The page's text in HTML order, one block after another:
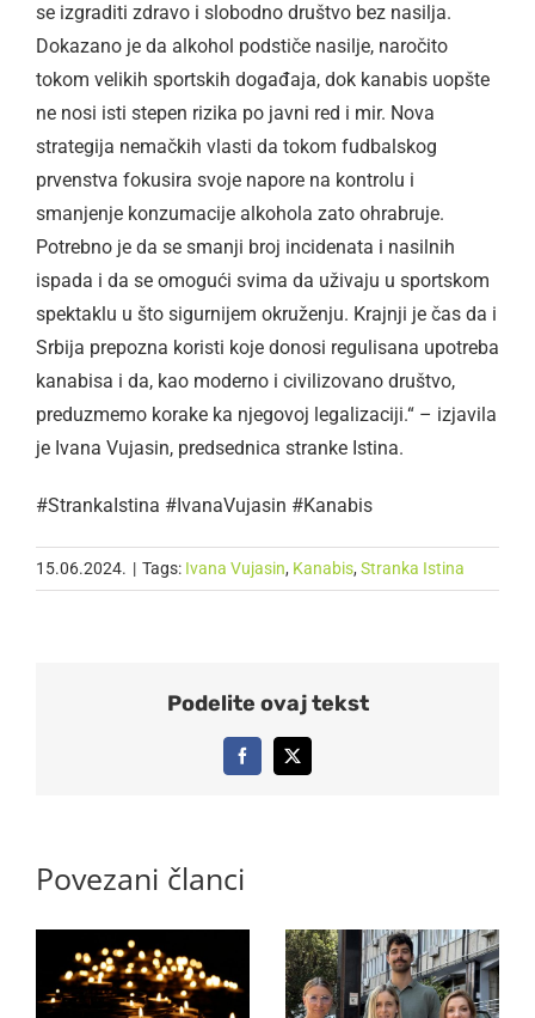
se izgraditi zdravo i slobodno društvo bez nasilja.
Dokazano je da alkohol podstiče nasilje, naročito
tokom velikih sportskih događaja, dok kanabis uopšte
ne nosi isti stepen rizika po javni red i mir. Nova
strategija nemačkih vlasti da tokom fudbalskog
prvenstva fokusira svoje napore na kontrolu i
smanjenje konzumacije alkohola zato ohrabruje.
Potrebno je da se smanji broj incidenata i nasilnih
ispada i da se omogući svima da uživaju u sportskom
spektaklu u što sigurnijem okruženju. Krajnji je čas da i
Srbija prepozna koristi koje donosi regulisana upotreba
kanabisa i da, kao moderno i civilizovano društvo,
preduzmemo korake ka njegovoj legalizaciji.“ – izjavila
je Ivana Vujasin, predsednica stranke Istina.
#StrankaIstina #IvanaVujasin #Kanabis
15.06.2024. | Tags: Ivana Vujasin, Kanabis, Stranka Istina
Podelite ovaj tekst
Facebook
X
Povezani članci